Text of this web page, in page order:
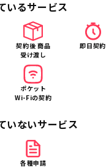
いるサービス
契約後 商品
受け渡し
即日契約
ポケット
Wi-Fiの契約
いないサービス
各種申請